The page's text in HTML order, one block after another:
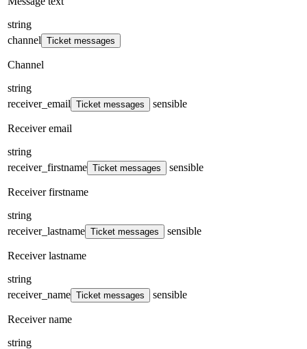
string
channel Ticket messages
Channel
string
receiver_email Ticket messages sensible
Receiver email
string
receiver_firstname Ticket messages sensible
Receiver firstname
string
receiver_lastname Ticket messages sensible
Receiver lastname
string
receiver_name Ticket messages sensible
Receiver name
string